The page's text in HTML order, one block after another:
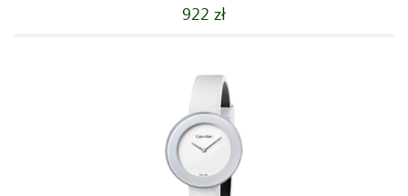
922 zł